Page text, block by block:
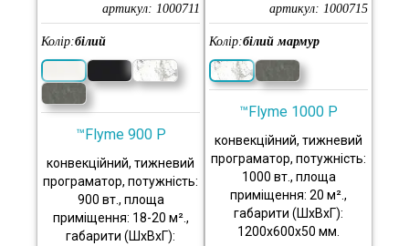
артикул: 1000711
Колір:білий
™Flyme 900 P
конвекційний, тижневий
програматор, потужність:
900 вт., площа
приміщення: 18-20 м².,
габарити (ШхВхГ):
артикул: 1000715
Колір:білий мармур
™Flyme 1000 P
конвекційний, тижневий
програматор, потужність:
1000 вт., площа
приміщення: 20 м².,
габарити (ШхВхГ):
1200x600x50 мм.